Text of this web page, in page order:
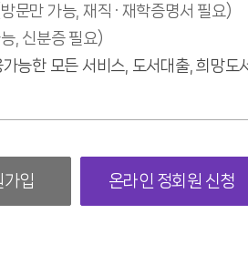
문만 가능, 재직 · 재학증명서 필요)
, 신분증 필요)
능한 모든 서비스, 도서대출, 희망도
가입 온라인 정회원 신청